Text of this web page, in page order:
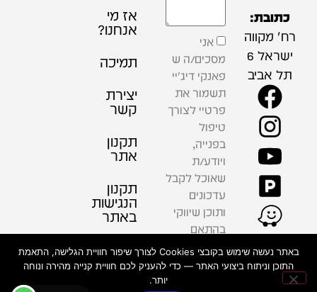
כתובת:
רח' מקווה
ישראל 6
תל אביב
אני
מסכים/ה ש
פאנקי דיג'יי
תשמור את
פרטיי לצורך
טיפול
בפנייה,
ויודע/ת
שאוכל לקבל
עדכונים
ותוכן שיווקי
בהתאם
למדיניות
הפרטיות .
אז מי
אנחנו?
תמיכה
יצירת
קשר
תקנון
אתר
תקנון
הנגישות
באתר
פרטיות
באתר נעשה שימוש בקובצי Cookies לצורך שיפור חוויית הגלישה, התאמת
התוכן וניתוח ביצועי האתר — כדי להעניק לכם חוויית קנייה מהירה ונוחה
יותר.